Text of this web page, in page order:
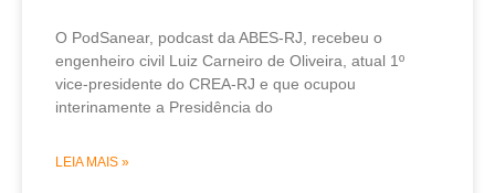
O PodSanear, podcast da ABES-RJ, recebeu o
engenheiro civil Luiz Carneiro de Oliveira, atual 1º
vice-presidente do CREA-RJ e que ocupou
interinamente a Presidência do
LEIA MAIS »